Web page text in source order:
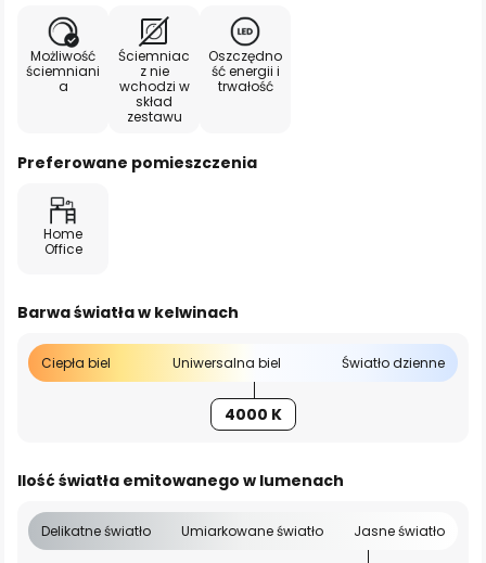
Możliwość
ściemniani
a
Ściemniac
z nie
wchodzi w
skład
zestawu
Oszczędno
ść energii i
trwałość
Preferowane pomieszczenia
Home
Office
Barwa światła w kelwinach
Ciepła biel Uniwersalna biel Światło dzienne
4000 K
Ilość światła emitowanego w lumenach
Delikatne światło Umiarkowane światło Jasne światło